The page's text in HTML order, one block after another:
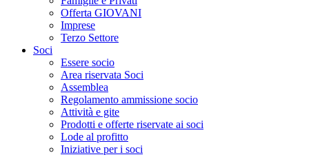
Offerta GIOVANI
Imprese
Terzo Settore
Soci
Essere socio
Area riservata Soci
Assemblea
Regolamento ammissione socio
Attività e gite
Prodotti e offerte riservate ai soci
Lode al profitto
Iniziative per i soci